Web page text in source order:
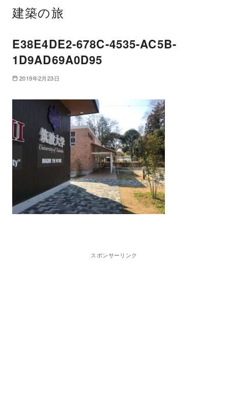
建築の旅
E38E4DE2-678C-4535-AC5B-
1D9AD69A0D95
2019年2月23日
スポンサーリンク